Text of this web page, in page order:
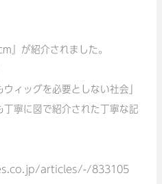
』が紹介されました。
ィッグを必要としない社会」
寧に図で紹介された丁寧な記
articles/-/833105